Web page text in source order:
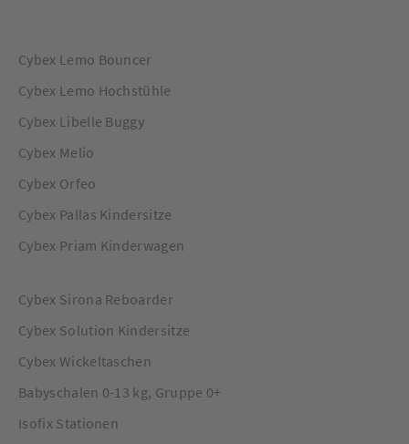
Cybex Lemo Bouncer
Cybex Lemo Hochstühle
Cybex Libelle Buggy
Cybex Melio
Cybex Orfeo
Cybex Pallas Kindersitze
Cybex Priam Kinderwagen
Cybex Sirona Reboarder
Cybex Solution Kindersitze
Cybex Wickeltaschen
Babyschalen 0-13 kg, Gruppe 0+
Isofix Stationen